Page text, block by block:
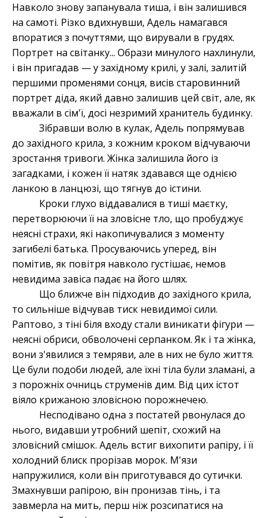
Навколо знову запанувала тиша, і він залишився
на самоті. Різко вдихнувши, Адель намагався
впоратися з почуттями, що вирували в грудях.
Портрет на світанку... Образи минулого нахлинули,
і він пригадав — у західному крилі, у залі, залитій
першими променями сонця, висів старовинний
портрет діда, який давно залишив цей світ, але, як
вважали в сім'ї, досі незримий хранитель будинку.
Зібравши волю в кулак, Адель попрямував
до західного крила, з кожним кроком відчуваючи
зростання тривоги. Жінка залишила його із
загадками, і кожен її натяк здавався ще однією
ланкою в ланцюзі, що тягнув до істини.
Кроки глухо віддавалися в тиші маєтку,
перетворюючи її на зловісне тло, що пробуджує
неясні страхи, які накопичувалися з моменту
загибелі батька. Просуваючись уперед, він
помітив, як повітря навколо густішає, немов
невидима завіса падає на його шлях.
Що ближче він підходив до західного крила,
то сильніше відчував тиск невидимої сили.
Раптово, з тіні біля входу стали виникати фігури —
неясні обриси, обволочені серпанком. Як і та жінка,
вони з'явилися з темряви, але в них не було життя.
Це були подоби людей, але їхні тіла були зламані, а
з порожніх очниць струменів дим. Від цих істот
віяло крижаною зловісною порожнечею.
Несподівано одна з постатей рвонулася до
нього, видавши утробний шепіт, схожий на
зловісний смішок. Адель встиг вихопити рапіру, і її
холодний блиск прорізав морок. М'язи
напружилися, коли він приготувався до сутички.
Змахнувши рапірою, він пронизав тінь, і та
завмерла на мить, перш ніж розсипатися на